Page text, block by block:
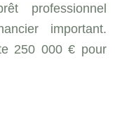
professionnel
important.
250 000 € pour